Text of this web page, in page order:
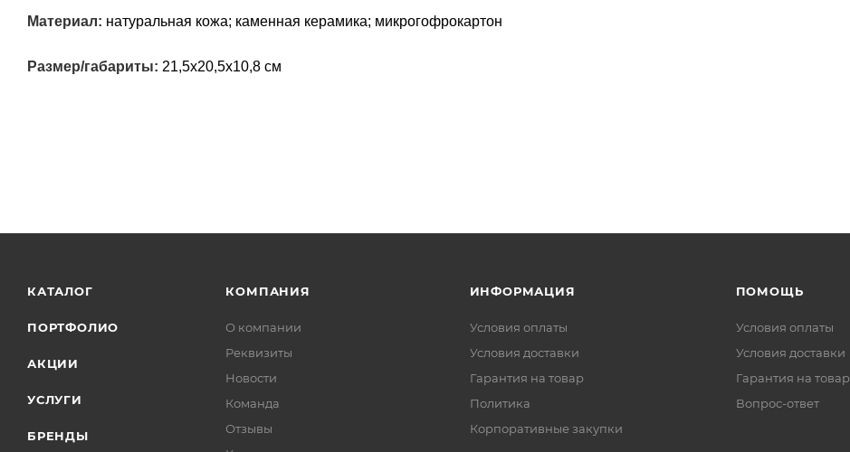
Материал: натуральная кожа; каменная керамика; микрогофрокартон
Размер/габариты: 21,5х20,5х10,8 см
КАТАЛОГ
ПОРТФОЛИО
АКЦИИ
УСЛУГИ
БРЕНДЫ
КОМПАНИЯ
О компании
Реквизиты
Новости
Команда
Отзывы
ИНФОРМАЦИЯ
Условия оплаты
Условия доставки
Гарантия на товар
Политика
Корпоративные закупки
ПОМОЩЬ
Условия оплаты
Условия доставки
Гарантия на товар
Вопрос-ответ